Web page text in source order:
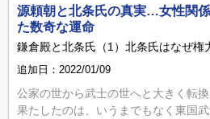
源頼朝と北条氏の真実…女性関
た数奇な運命
鎌倉殿と北条氏（1）北条氏はなぜ権
追加日：2022/01/09
公家の世から武士の世へと大きく転
果たしたのは、いうまでもなく東国